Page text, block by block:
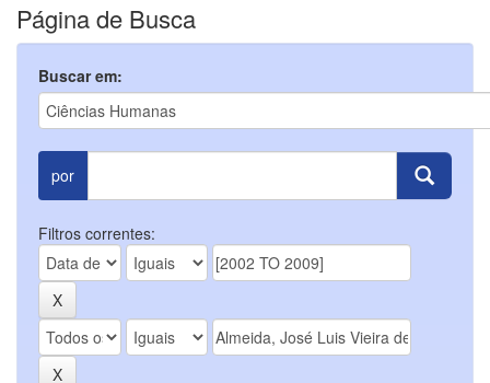
Página de Busca
Buscar em:
por
Filtros correntes: